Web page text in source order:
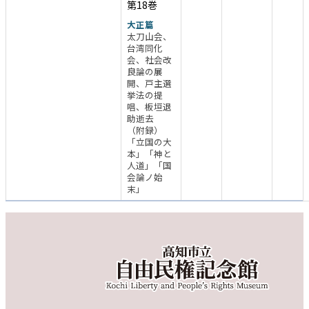
第18巻
大正篇
太刀山会、
台湾同化
会、社会改
良論の展
開、戸主選
挙法の提
唱、板垣退
助逝去
（附録）
「立国の大
本」「神と
人道」「国
会論ノ始
末」